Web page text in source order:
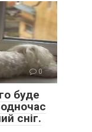
0
буде
сніг.